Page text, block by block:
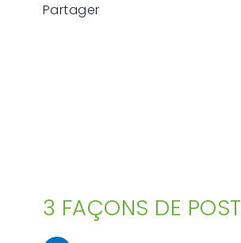
Partager
3 FAÇONS DE